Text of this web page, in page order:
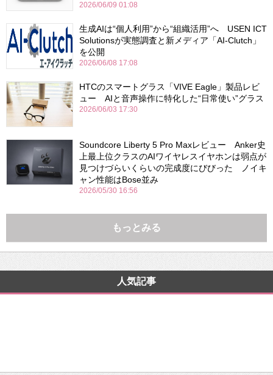
2026/06/09 01:08
生成AIは“個人利用”から“組織活用”へ USEN ICT
Solutionsが実態調査と新メディア「AI-Clutch」
を公開
2026/06/08 17:08
HTCのスマートグラス「VIVE Eagle」製品レビ
ュー AIと音声操作に特化した“日常使い”グラス
2026/06/03 17:30
Soundcore Liberty 5 Pro Maxレビュー Anker史
上最上位クラスのAIワイヤレスイヤホンは弱点が
見つけづらいくらいの完成度にびびった ノイキ
ャン性能はBose並み
2026/05/30 16:56
もっとみる
人気記事